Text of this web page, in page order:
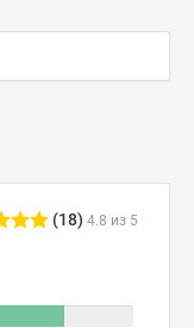
(18) 4.8 из 5